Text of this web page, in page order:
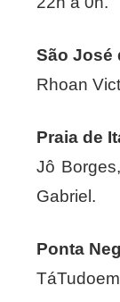
São José
Rhoan
Praia de
Jô
Gabriel.
Ponta